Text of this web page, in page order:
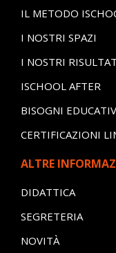
IL METODO
I NOSTRI SPAZI
I NOSTRI
ISCHOOL AFTER
BISOGNI
CERTIFICAZIONI
ALTRE
DIDATTICA
SEGRETERIA
NOVITÀ